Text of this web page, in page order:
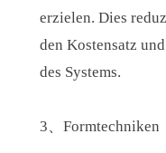
erzielen. Dies
den Kostensatz
des Systems.
3、Formtechniken